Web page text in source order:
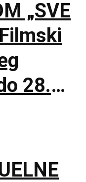
„SVE
28.